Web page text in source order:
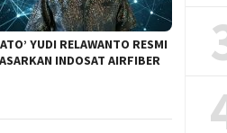
YUDI RELAWANTO RESMI
INDOSAT AIRFIBER